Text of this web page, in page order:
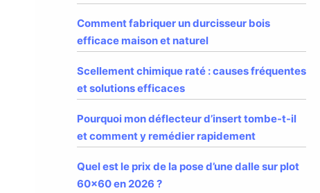
Comment fabriquer un durcisseur bois
efficace maison et naturel
Scellement chimique raté : causes fréquentes
et solutions efficaces
Pourquoi mon déflecteur d’insert tombe-t-il
et comment y remédier rapidement
Quel est le prix de la pose d’une dalle sur plot
60×60 en 2026 ?